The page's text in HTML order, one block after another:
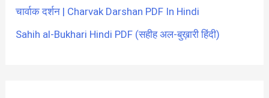
चार्वाक दर्शन | Charvak Darshan PDF In Hindi
Sahih al-Bukhari Hindi PDF (सहीह अल-बुख़ारी हिंदी)